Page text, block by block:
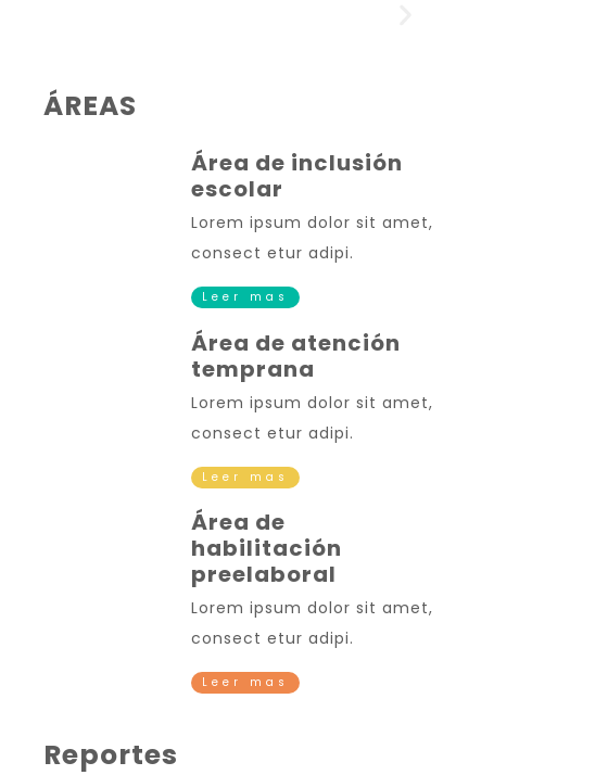
ÁREAS
Área de inclusión
escolar
Lorem ipsum dolor sit amet,
consect etur adipi.
Leer mas
Área de atención
temprana
Lorem ipsum dolor sit amet,
consect etur adipi.
Leer mas
Área de
habilitación
preelaboral
Lorem ipsum dolor sit amet,
consect etur adipi.
Leer mas
Reportes